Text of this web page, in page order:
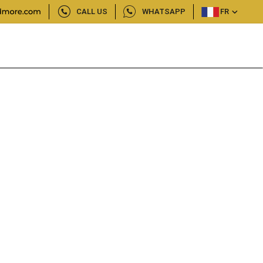
CALL US WHATSAPP FR